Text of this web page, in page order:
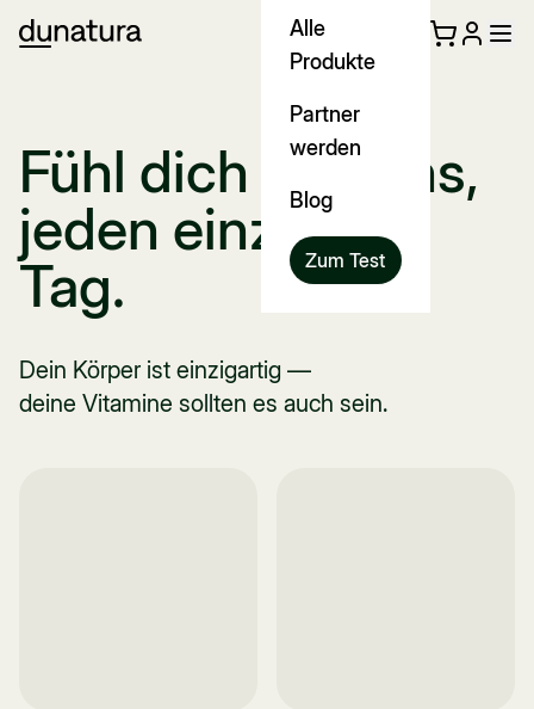
Alle
Produkte
Partner
werden
Blog
Zum Test
Fühl dich bestens,
jeden einzelnen
Tag.
Dein Körper ist einzigartig —
deine Vitamine sollten es auch sein.